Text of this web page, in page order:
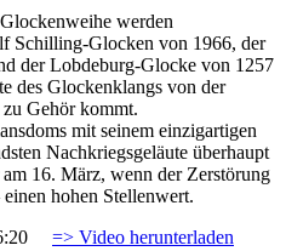
werden
Schilling-Glocken von 1966, der
der Lobdeburg-Glocke von 1257
des Glockenklangs von der
Gehör kommt.
mit seinem einzigartigen
Nachkriegsgeläute überhaupt
16. März, wenn der Zerstörung
hohen Stellenwert.
=> Video herunterladen